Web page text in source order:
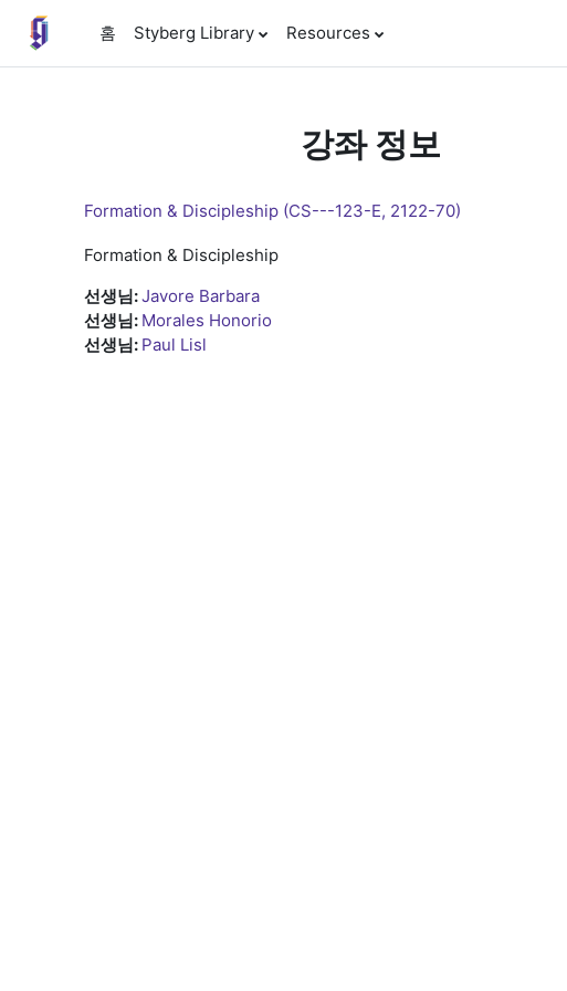
메인 콘텐츠로 건너뛰기
홈
Styberg Library Resources
강좌 정보
Formation & Discipleship (CS---123-E, 2122-70)
Formation & Discipleship
선생님:Javore Barbara
선생님: Morales Honorio
선생님: Paul Lisl